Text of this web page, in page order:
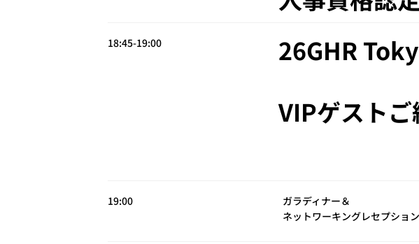
19:00
ガラディナー＆​
ネットワーキングレセプション
18:45-19:00
26GHR
VIPゲスト